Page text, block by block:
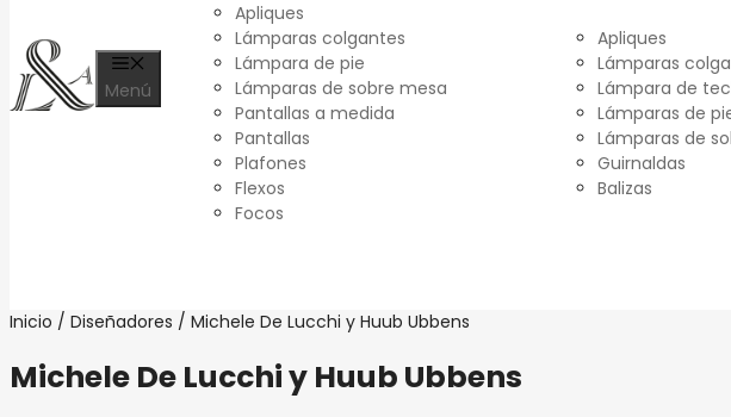
Menú
Apliques
Lámparas colgantes
Lámpara de pie
Lámparas de sobre mesa
Pantallas a medida
Pantallas
Plafones
Flexos
Focos
Apliques
Lámparas
Lámpara de
Lámparas de
Lámparas de
Guirnaldas
Balizas
Inicio / Diseñadores / Michele De Lucchi y Huub Ubbens
Michele De Lucchi y Huub Ubbens